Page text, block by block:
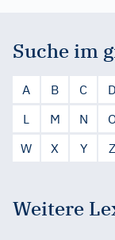
Suche im
A B C D
L
M N
W
X Y Z
Weitere